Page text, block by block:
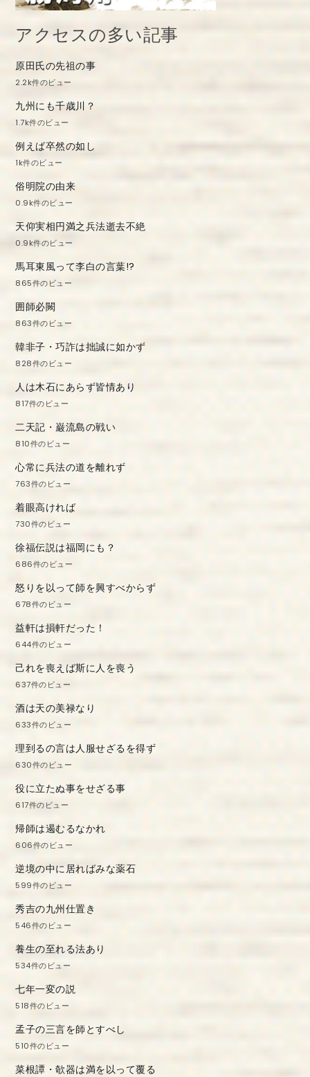
アクセスの多い記事
原田氏の先祖の事
2.2k件のビュー
九州にも千歳川？
1.7k件のビュー
例えば卒然の如し
1k件のビュー
俗明院の由来
0.9k件のビュー
天仰実相円満之兵法逝去不絶
0.9k件のビュー
馬耳東風って李白の言葉!?
865件のビュー
囲師必闕
863件のビュー
韓非子・巧詐は拙誠に如かず
828件のビュー
人は木石にあらず皆情あり
817件のビュー
二天記・巌流島の戦い
810件のビュー
心常に兵法の道を離れず
763件のビュー
着眼高ければ
730件のビュー
徐福伝説は福岡にも？
686件のビュー
怒りを以って師を興すべからず
678件のビュー
益軒は損軒だった！
644件のビュー
己れを喪えば斯に人を喪う
637件のビュー
酒は天の美禄なり
633件のビュー
理到るの言は人服せざるを得ず
630件のビュー
役に立たぬ事をせざる事
617件のビュー
帰師は遏むるなかれ
606件のビュー
逆境の中に居ればみな薬石
599件のビュー
秀吉の九州仕置き
546件のビュー
養生の至れる法あり
534件のビュー
七年一変の説
518件のビュー
孟子の三言を師とすべし
510件のビュー
菜根譚・欹器は満を以って覆る